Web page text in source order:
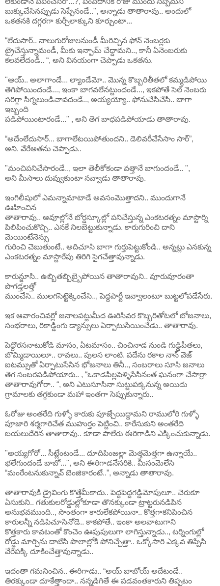
బుక్కుచేసినప్పుడు సెప్పేనండే..", అన్నాడు తాతారావు.. అందులో
ఒకతనకి దగ్గరగా కుర్చీలాక్కుని కూర్చుంటా...
“లేదుసార్.. నాలుగురోజులనుండీ మీరిచ్చిన ఫోన్ నెంబర్లకు
ట్రైచేస్తున్నామండీ, మీకు ఇన్ఫామ్ చేద్దామని.., కానీ ఏనెంబరుకు
కలవలేదండీ.. “, అని వినయంగా చెప్పాడు ఒకతను.
"ఆయ్.. అలాగాండే... ల్యాండేమో.. మొన్న కొబ్బరితీతలో కమ్మడిపోయి
తెగిపోయిందండే..., ఇంకా బాగవలేనట్టుందండే..., ఇకపోతే సెల్ నెంబరు
సరిగ్గా సిగ్నలుండిచావదండే.., అయ్యయ్యో.. ఫోనుచేసిచేసి.. బాగా
ఇబ్బంది
పడిపోయింటారండే..." , అని తెగ బాధపడిపోయాడు తాతారావు.
“అదేంలేదుసార్... బాగాలేటయిపోతుందని.. డెలివరీచేసేసాం సార్”,
అని. వేరేఅతను చెప్పాడు..
"మంచిపనిచేసారండే.., ఇలా తెలీకోకండా వత్తానే బాగుందండే.. ",
అని మీసాలు దువ్వుకుంటా నవ్వాడు తాతారావు.
ఇంగిలీషులో ఎమన్నామాటాడే అవసంమొత్తాదని.. ముందుగానే
ఊహించిన
తాతారావు.. ఆవూల్లోనే బోర్డస్కూల్లో పనిచేస్తున్న ఎంకటరత్నం మాస్టార్ని
పిలిపించుకొచ్చి.. ఎనకే నిలబెట్టుకున్నాడు. కారుగురించి దాని
మెయింటేనెన్సు
గురించి చెబుతుంటే.. అదిచూసి బాగా గుర్తుపెట్టుకోండి.. అన్నట్లు ఎనకున్న
ఎంకటరత్నం మాస్టారేపు తిరిగి సైగచేత్తావున్నాడు.
కారున్జూసి.. ఉబ్బితబ్బిబ్బైపోయిన తాతారావుని.. వూరువూరంతా
పొగడ్తలత్తో
ముంచేసి.. ములగసెట్టెక్కించేసి.., పెద్దపార్టీ ఇవ్వాలంటూ బుట్టలోపడేసేరు.
ఇక ఆవారంచివర్లో జనాలపట్టుమీద ఊరిసివర కొబ్బరితోటలో బోజనాలు,
సంభరాలు, రికాడ్డింగు డ్యాన్సులు ఏర్పాటుసేయించేడు.. తాతారావు.
పెద్దొరసనాటుకోడి మాసం, ఏటమాసం.. చించినాడ నుండి గుడ్డిపీతలు,
బొమ్మిడాయిలూ.. రావలు.. పులస లాంటి. పదేను రకాల నాన్ వెజ్
ఐటమ్సుతో ఏర్పాటుసేసిన భోజనాలు తినీ.., సంబరాలు సూసి జనాలు
తెగ సంబరపడిపోయారు.. , “ఒకాడపిల్లపెళ్ళిసేసినంత ఘనంగా చేసార్రా
తాతారావుగోరా.. “, అని ఎటుసూసినా సుట్టుపక్కనున్న అయిదు
గ్రామాలకు తగ్గకుండా మహా ఇంతగా సెప్పుకున్నారు..
ఓరోజు అంతరేది గుళ్ళో కారుకు పూజ్చేయిద్దామని రాములోరి గుళ్ళో
పూజారి శర్మగారిచేత ముహుర్తం పెట్టించి.. కారేసుకుని అంతరేది
బయలుదేరిన తాతారావు.. కూడా పాలేరు ఈరిగాడిని ఎక్కించుకున్నాడు.
"అయ్యగోరో... సీట్లేంటండే... దూదిపింజల్లా మెత్తమెత్తగా ఉన్నాయే..
భలేగుందండే బాబో...", అని ఈరిగాడనేసరికి.. మీసంమెలేసి
“మంరేంటనుకున్నావ్ బెంజికారంటే..”, అన్నాడు తాతారావు.
తాతారావుకి డ్రైవింగు కొత్తేమీకాదు.. పెద్దపెద్దగడ్డిమోపులూ.. చెరుకూ
ఏసుకుని.. గతుకులరోడ్డుల్లోకూడా తొనక్కుండా ట్రాట్టరునడిపిన
అనుభవముంది.., సొంతంగా కారులేకపోయినా.. కొత్తగాకనిపించిన
కారులన్నీ నడిపిచూసినోడె.. కాకపోతే.. ఇంకా అలవాటుగాని
కొత్తకారు కావటంతో కొంచెం ఊపుపులుగా లాగిస్తున్నాడు.., టర్నింగుల్లో
రోడ్డు మార్చిను దాటేసి పొలాల్లోకి పోనిచ్చేత్తా.. ఒక్కోసారి ఎక్కవ తిప్పేసి
వేరేపక్కి దూకించేత్తావున్నాడు..
ఇదంతా గమనించిన.. ఈరిగాడు.. “అయ్ బాబోయ్ అదేటండే..
తిరక్కుండా దూకేత్తాందా.. నన్నడిగితే ఈ పడవంతకారుని తిప్పటం